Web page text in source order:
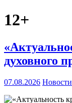
12+
духовного
07.08.2026 Новости